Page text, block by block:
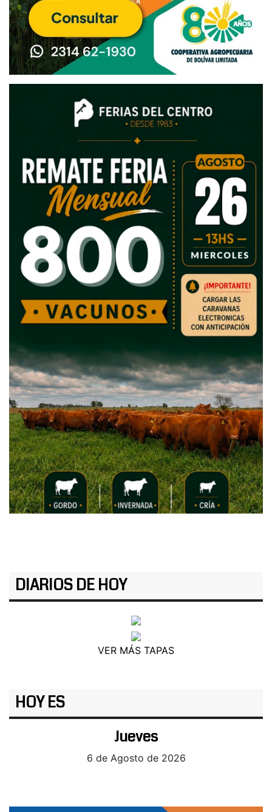
DIARIOS DE HOY
VER MÁS TAPAS
HOY ES
Jueves
6 de Agosto de 2026